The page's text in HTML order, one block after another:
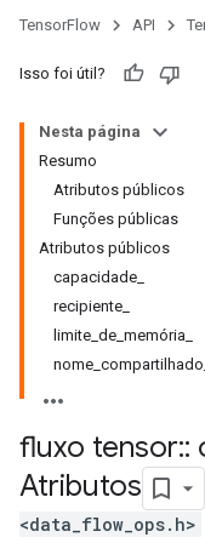
TensorFlow API
Isso foi útil?
Nesta página
Resumo
Atributos públicos
Funções públicas
Atributos públicos
capacidade_
recipiente_
limite_de_memória_
nome_compartilhado_
fluxo tensor::
Atributos
<data_flow_ops.h>